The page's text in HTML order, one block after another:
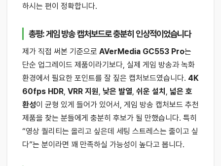
하시는 편이 정확합니다.
총평: 게임 방송 캡처보드로 충분히 인상적이었습니다
제가 직접 써본 기준으로 AVerMedia GC553 Pro는
단순 업그레이드 제품이라기보다, 실제 게임 방송과 녹화
환경에서 필요한 포인트를 잘 짚은 캡처보드였습니다. 4K
60fps HDR, VRR 지원, 낮은 발열, 쉬운 설치 , 넓은 호
환성이 균형 있게 들어가 있어서, 게임 방송 캡처보드 추천
제품을 찾는 분들에게 충분히 후보가 될 만했습니다. 특히
“영상 퀄리티는 올리고 싶은데 세팅 스트레스는 줄이고 싶
다”는 분이라면 꽤 만족하실 가능성이 높다고 봅니다.